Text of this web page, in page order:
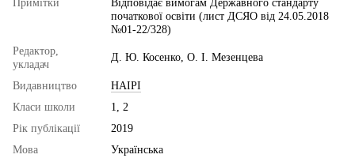
Примітки
Відповідає вимогам Державного стандарту
початкової освіти (лист ДСЯО від 24.05.2018
№01-22/328)
Редактор,
укладач
Д. Ю. Косенко, О. І. Мезенцева
Видавництво
НАІРІ
Класи школи
1, 2
Рік публікації
2019
Мова
Українська